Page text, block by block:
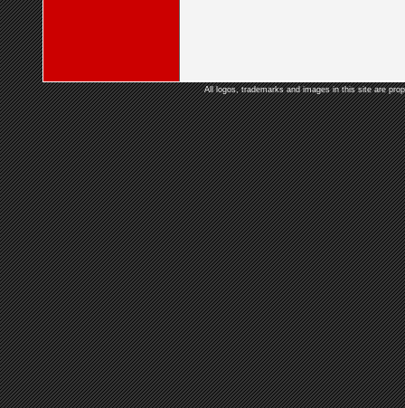
All logos, trademarks and images in this site are